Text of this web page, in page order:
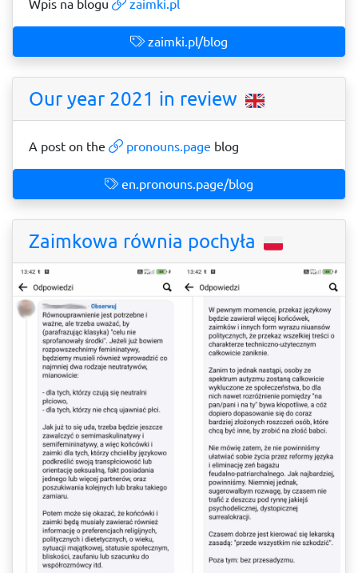
Wpis na blogu zaimki.pl
zaimki.pl/blog
Our year 2021 in review
A post on the pronouns.page blog
en.pronouns.page/blog
Zaimkowa równia pochyła